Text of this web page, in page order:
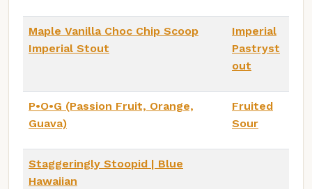
Maple Vanilla Choc Chip Scoop
Imperial Stout
Imperial
Pastryst
out
P•O•G (Passion Fruit, Orange,
Guava)
Fruited
Sour
Staggeringly Stoopid | Blue
Hawaiian